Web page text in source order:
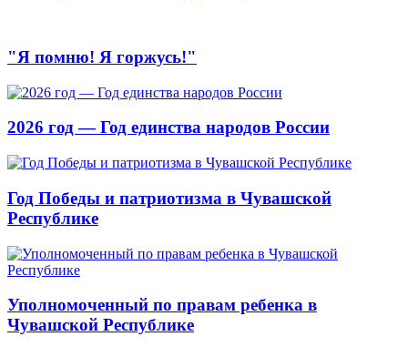
"Я помню! Я горжусь!"
2026 год — Год единства народов России
Год Победы и патриотизма в Чувашской
Республике
Уполномоченный по правам ребенка в
Чувашской Республике